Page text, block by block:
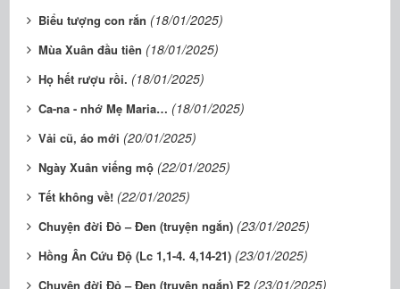
Biểu tượng con rắn (18/01/2025)
Mùa Xuân đầu tiên (18/01/2025)
Họ hết rượu rồi. (18/01/2025)
Ca-na - nhớ Mẹ Maria… (18/01/2025)
Vải cũ, áo mới (20/01/2025)
Ngày Xuân viếng mộ (22/01/2025)
Tết không về! (22/01/2025)
Chuyện đời Đỏ – Đen (truyện ngắn) (23/01/2025)
Hồng Ân Cứu Độ (Lc 1,1-4. 4,14-21) (23/01/2025)
Chuyện đời Đỏ – Đen (truyện ngắn) F2 (23/01/2025)